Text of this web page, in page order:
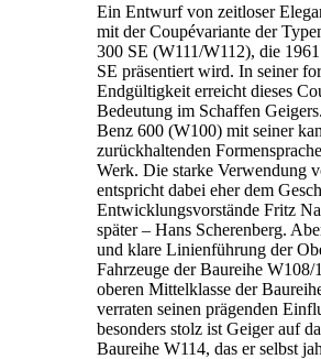
Ein Entwurf von zeitloser
mit der Coupévariante der
300 SE (W111/W112), die
SE präsentiert wird. In seiner
Endgültigkeit erreicht dieses
Bedeutung im Schaffen
Benz 600 (W100) mit seiner
zurückhaltenden
Werk. Die starke Verwendung
entspricht dabei eher dem
Entwicklungsvorstände Fritz
später – Hans Scherenberg.
und klare Linienführung der
Fahrzeuge der Baureihe W108/
oberen Mittelklasse der
verraten seinen prägenden
besonders stolz ist Geiger auf
Baureihe W114, das er selbst